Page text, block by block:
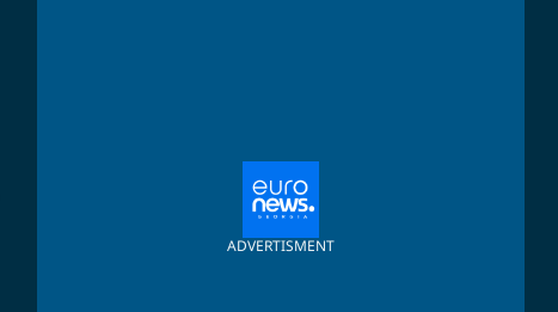
ADVERTISMENT